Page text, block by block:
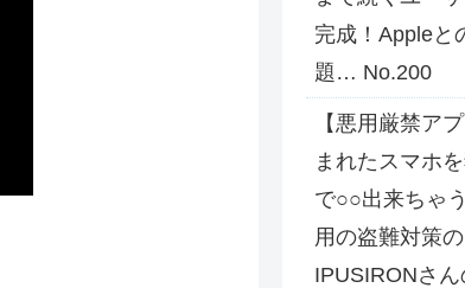
完成！Appleと
題… No.200
【悪用厳禁ア
まれたスマホ
で○○出来ちゃ
用の盗難対策
IPUSIRONさ